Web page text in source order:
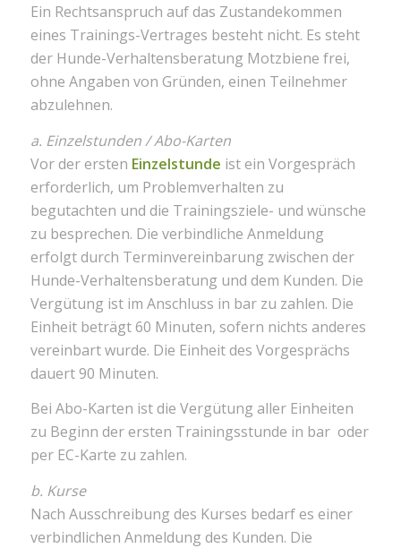
Ein Rechtsanspruch auf das Zustandekommen
eines Trainings-Vertrages besteht nicht. Es steht
der Hunde-Verhaltensberatung Motzbiene frei,
ohne Angaben von Gründen, einen Teilnehmer
abzulehnen.
a. Einzelstunden / Abo-Karten
Vor der ersten Einzelstunde ist ein Vorgespräch
erforderlich, um Problemverhalten zu
begutachten und die Trainingsziele- und wünsche
zu besprechen. Die verbindliche Anmeldung
erfolgt durch Terminvereinbarung zwischen der
Hunde-Verhaltensberatung und dem Kunden. Die
Vergütung ist im Anschluss in bar zu zahlen. Die
Einheit beträgt 60 Minuten, sofern nichts anderes
vereinbart wurde. Die Einheit des Vorgesprächs
dauert 90 Minuten.
Bei Abo-Karten ist die Vergütung aller Einheiten
zu Beginn der ersten Trainingsstunde in bar oder
per EC-Karte zu zahlen.
b. Kurse
Nach Ausschreibung des Kurses bedarf es einer
verbindlichen Anmeldung des Kunden. Die